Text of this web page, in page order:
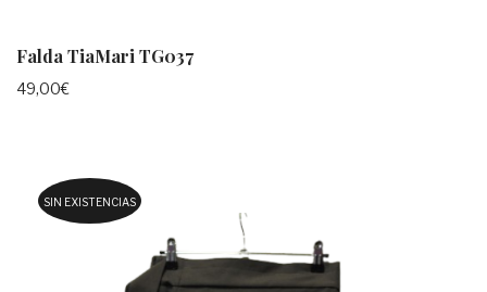
Falda TiaMari TG037
49,00€
SIN EXISTENCIAS